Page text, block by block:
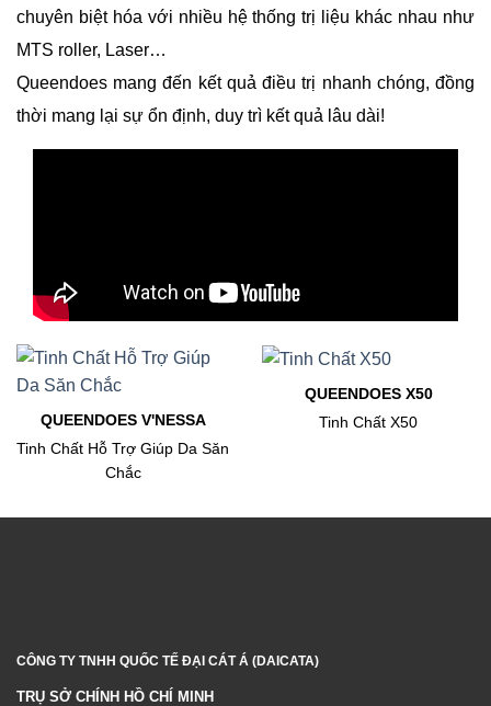
chuyên biệt hóa với nhiều hệ thống trị liệu khác nhau như
MTS roller, Laser…
Queendoes mang đến kết quả điều trị nhanh chóng, đồng
thời mang lại sự ổn định, duy trì kết quả lâu dài!
QUEENDOES V'NESSA
Tinh Chất Hỗ Trợ Giúp Da Săn
Chắc
QUEENDOES X50
Tinh Chất X50
CÔNG TY TNHH QUỐC TẾ ĐẠI CÁT Á (DAICATA)
TRỤ SỞ CHÍNH HỒ CHÍ MINH